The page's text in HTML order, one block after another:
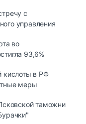
с
управления
во
93,6%
кислоты в РФ
меры
таможни